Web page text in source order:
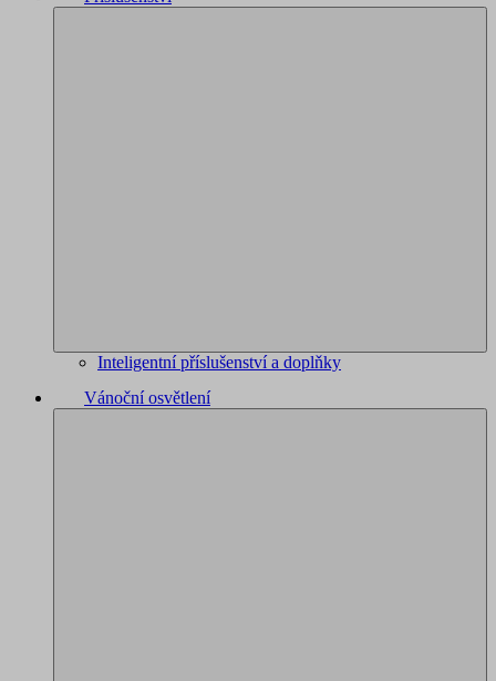
Inteligentní příslušenství a doplňky
Vánoční osvětlení